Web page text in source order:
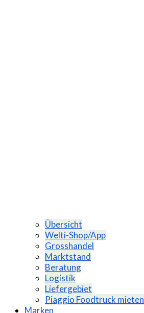
Übersicht
Welti-Shop/App
Grosshandel
Marktstand
Beratung
Logistik
Liefergebiet
Piaggio Foodtruck mieten
Marken